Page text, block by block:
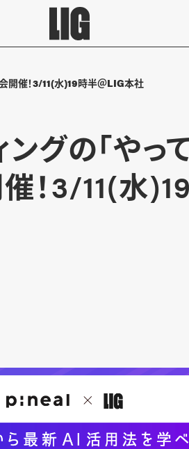
開催！3/11(水)19時半＠LIG本社
グの「やっ
！3/11(水